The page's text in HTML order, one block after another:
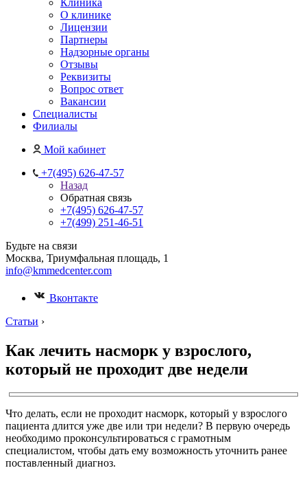
Клиника
О клинике
Лицензии
Партнеры
Надзорные органы
Отзывы
Реквизиты
Вопрос ответ
Вакансии
Специалисты
Филиалы
Мой кабинет
+7(495) 626-47-57
Назад
Обратная связь
+7(495) 626-47-57
+7(499) 251-46-51
Будьте на связи
Москва, Триумфальная площадь, 1
info@kmmedcenter.com
Вконтакте
Статьи ›
Как лечить насморк у взрослого,
который не проходит две недели
Что делать, если не проходит насморк, который у взрослого
пациента длится уже две или три недели? В первую очередь
необходимо проконсультироваться с грамотным
специалистом, чтобы дать ему возможность уточнить ранее
поставленный диагноз.